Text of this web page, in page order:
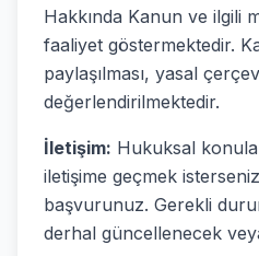
Hakkında Kanun ve ilgili
faaliyet göstermektedir.
paylaşılması, yasal
değerlendirilmektedir.
İletişim: Hukuksal
iletişime geçmek
başvurunuz. Gerekli
derhal güncellenecek